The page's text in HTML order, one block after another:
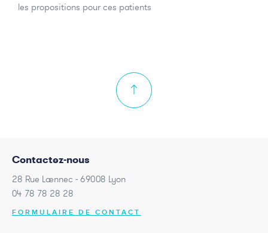
les propositions pour ces patients
Contactez-nous
28 Rue Laennec - 69008 Lyon
04 78 78 28 28
FORMULAIRE DE CONTACT